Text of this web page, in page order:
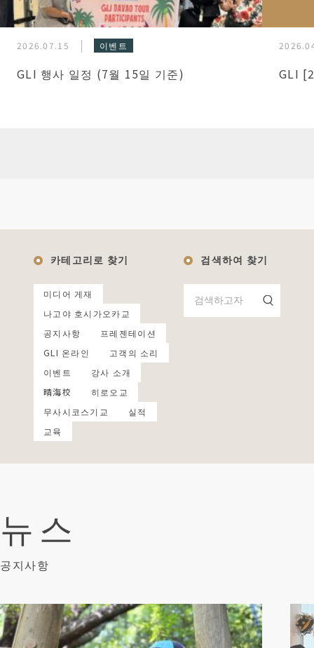
2026.07.15 이벤트
GLI 행사 일정 (7월 15일 기준) GLI
카테고리로 찾기
미디어 게재
나고야 호시가오카교
공지사항
프레젠테이션
GLI 온라인
고객의 소리
이벤트
강사 소개
晴海校
히로오교
무사시코스기교
실적
교육
검색하여 찾기
뉴스
공지사항